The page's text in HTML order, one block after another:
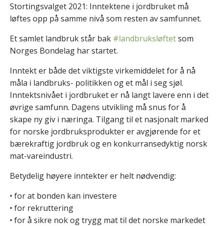
Stortingsvalget 2021: Inntektene i jordbruket må
løftes opp på samme nivå som resten av samfunnet.
Et samlet landbruk står bak #landbruksløftetsom
Norges Bondelag har startet.
Inntekt er både det viktigste virkemiddelet for å nå
måla i landbruks- politikken og et mål i seg sjøl.
Inntektsnivået i jordbruket er nå langt lavere enn i det
øvrige samfunn. Dagens utvikling må snus for å
skape ny giv i næringa. Tilgang til et nasjonalt marked
for norske jordbruksprodukter er avgjørende for et
bærekraftig jordbruk og en konkurransedyktig norsk
mat-vareindustri.
Betydelig høyere inntekter er helt nødvendig:
• for at bonden kan investere
• for rekruttering
• for å sikre nok og trygg mat til det norske markedet